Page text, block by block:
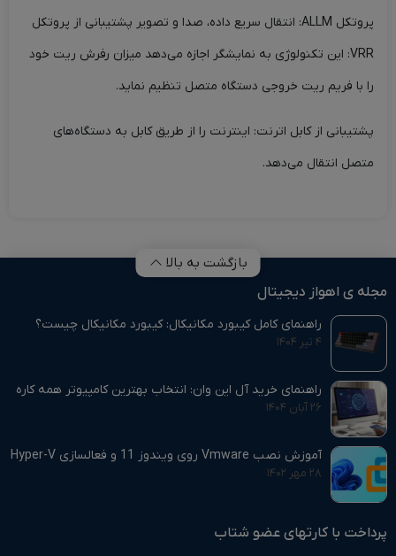
پروتکل ALLM: انتقال سریع داده، صدا و تصویر پشتیبانی از پروتکل
VRR: این تکنولوژی به نمایشگر اجازه می‌دهد میزان رفرش ریت خود
را با فریم ریت خروجی دستگاه متصل تنظیم نماید.
پشتیبانی از کابل اترنت: اینترنت را از طریق کابل به دستگاه‌های
متصل انتقال می‌دهد.
بازگشت به بالا
مجله ی اهواز دیجیتال
راهنمای کامل کیبورد مکانیکال: کیبورد مکانیکال چیست؟
۴ تیر ۱۴۰۴
راهنمای خرید آل این وان: انتخاب بهترین کامپیوتر همه‌ کاره
۲۶ آبان ۱۴۰۴
آموزش نصب Vmware روی ویندوز 11 و فعالسازی Hyper-V
۲۸ مهر ۱۴۰۲
پرداخت با کارتهای عضو شتاب